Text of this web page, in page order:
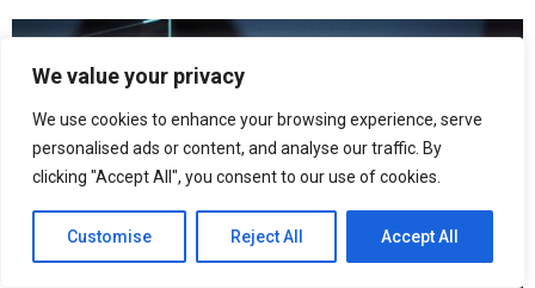
We value your privacy
We use cookies to enhance your browsing experience, serve
personalised ads or content, and analyse our traffic. By
clicking "Accept All", you consent to our use of cookies.
Customise Reject All Accept All
CYBERSECURITÉ
Bonnes pratiques en cybersécurité : 15
conseils essentiels pour protéger vos